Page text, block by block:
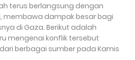
terus berlangsung dengan
membawa dampak besar bagi
di Gaza. Berikut adalah
mengenai konflik tersebut
berbagai sumber pada Kamis